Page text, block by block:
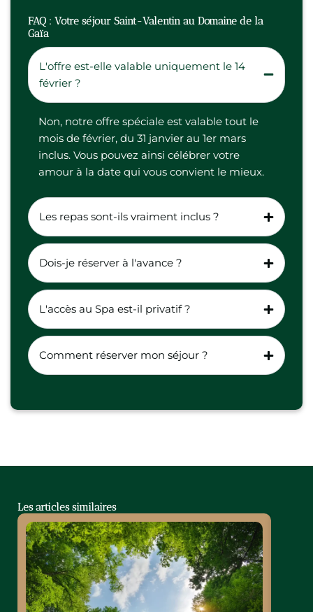
FAQ : Votre séjour Saint-Valentin au Domaine de la
Gaïa
L'offre est-elle valable uniquement le 14
février ?
Non, notre offre spéciale est valable tout le
mois de février, du 31 janvier au 1er mars
inclus. Vous pouvez ainsi célébrer votre
amour à la date qui vous convient le mieux.
Les repas sont-ils vraiment inclus ?
Dois-je réserver à l'avance ?
L'accès au Spa est-il privatif ?
Comment réserver mon séjour ?
Les articles similaires